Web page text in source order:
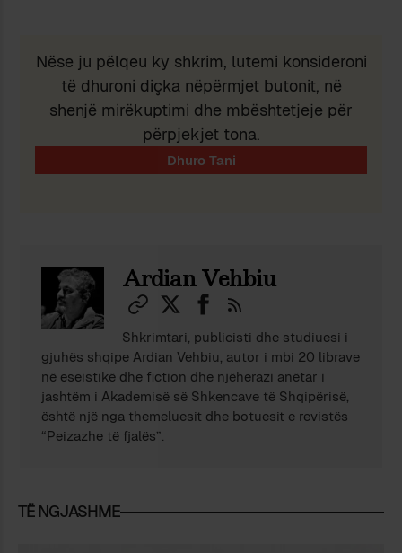
Nëse ju pëlqeu ky shkrim, lutemi konsideroni
të dhuroni diçka nëpërmjet butonit, në
shenjë mirëkuptimi dhe mbështetjeje për
përpjekjet tona.
Ardian Vehbiu
Shkrimtari, publicisti dhe studiuesi i
gjuhës shqipe Ardian Vehbiu, autor i mbi 20 librave
në eseistikë dhe fiction dhe njëherazi anëtar i
jashtëm i Akademisë së Shkencave të Shqipërisë,
është një nga themeluesit dhe botuesit e revistës
“Peizazhe të fjalës”.
TË NGJASHME